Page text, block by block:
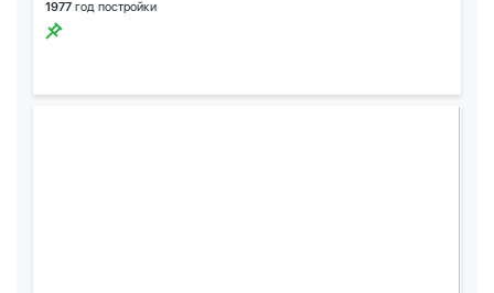
1977 год постройки